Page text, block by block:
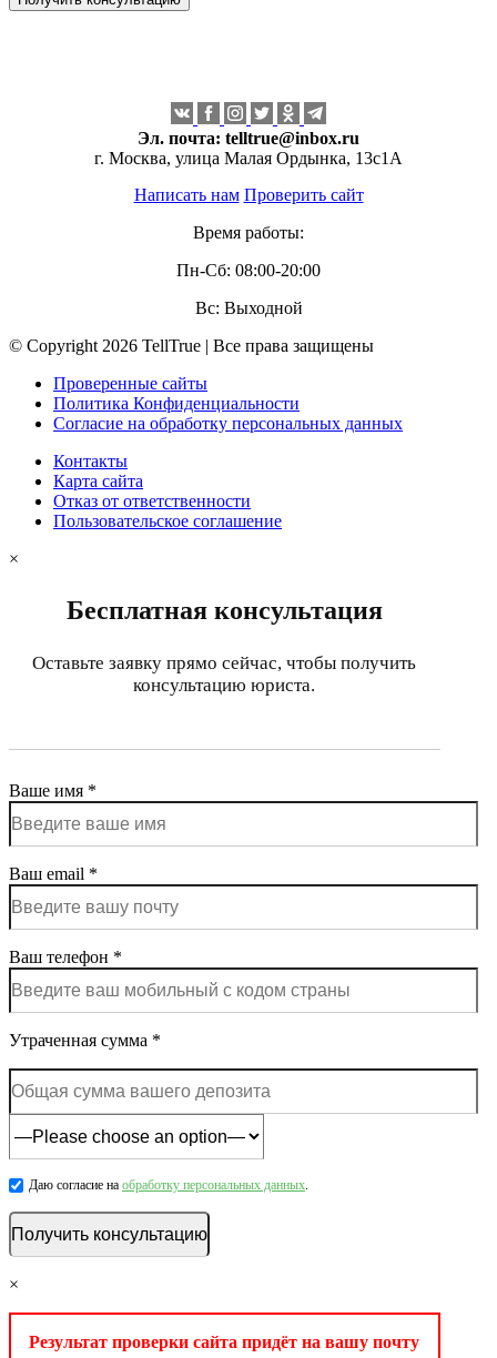
Эл. почта: telltrue@inbox.ru
г. Москва, улица Малая Ордынка, 13с1А
Написать нам Проверить сайт
Время работы:
Пн-Сб: 08:00-20:00
Вс: Выходной
© Copyright 2026 TellTrue | Все права защищены
Проверенные сайты
Политика Конфиденциальности
Согласие на обработку персональных данных
Контакты
Карта сайта
Отказ от ответственности
Пользовательское соглашение
×
Бесплатная консультация
Оставьте заявку прямо сейчас, чтобы получить
консультацию юриста.
Ваше имя *
Ваш email *
Ваш телефон *
Утраченная сумма *
Даю согласие на обработку персональных данных.
×
Результат проверки сайта придёт на вашу почту